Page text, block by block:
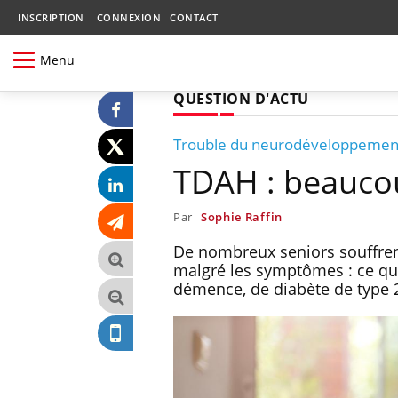
INSCRIPTION CONNEXION CONTACT
Menu
QUESTION D'ACTU
Trouble du
TDAH :
Par Sophie Raffin
De nombreux seniors
malgré les symptômes : ce
démence, de diabète de